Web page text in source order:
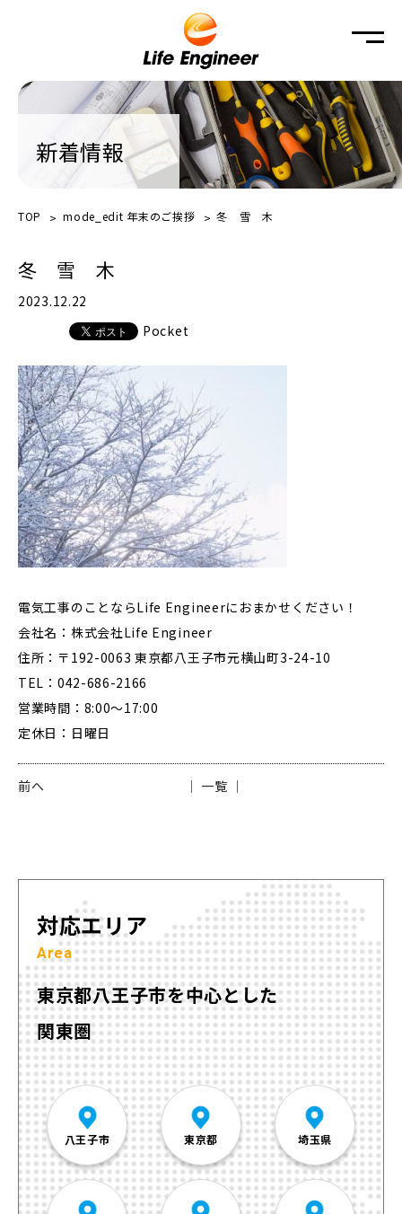
新着情報
TOP mode_edit 年末のご挨拶 冬 雪 木
冬 雪 木
2023.12.22
Pocket
電気工事のことならLife Engineerにおまかせください！
会社名：株式会社Life Engineer
住所：〒192-0063 東京都八王子市元横山町3-24-10
TEL：042-686-2166
営業時間：8:00～17:00
定休日：日曜日
前へ │ 一覧 │
対応エリア
Area
東京都八王子市を中心とした
関東圏
八王子市 東京都 埼玉県